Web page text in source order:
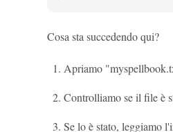
Cosa sta succedendo qui?
Apriamo
Controlliamo se il file è
Se lo è stato, leggiamo